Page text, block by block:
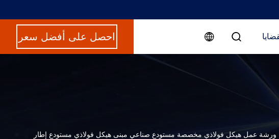
احصل على أفضل سعر
ورشة عمل هيكل فولاذي مخصصة مستودع صناعي مبنى هيكل فولاذي مستودع إطار